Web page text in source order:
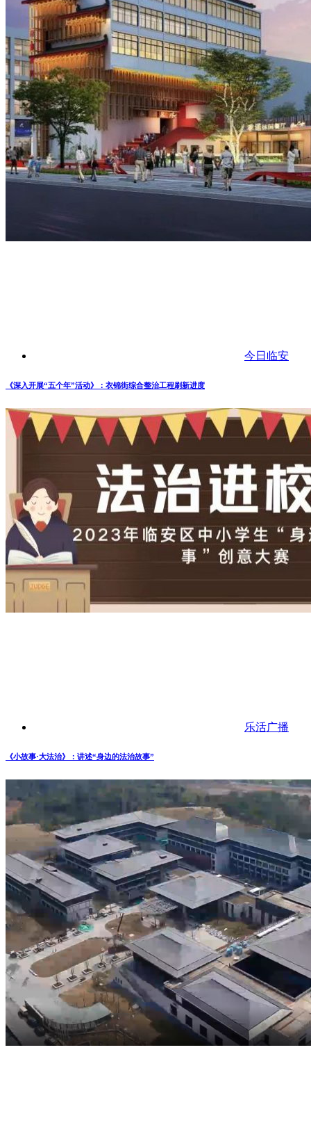
今日临安
《深入开展“五个年”活动》：衣锦街综合整治工程刷新进度
乐活广播
《小故事·大法治》：讲述“身边的法治故事”